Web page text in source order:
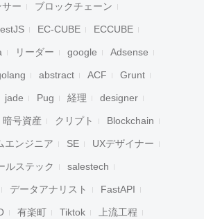
ー ブロックチェーン
EC-CUBE ECCUBE
リーダー google Adsense
abstract ACF Grunt
jade Pug 経理 designer
暗号資産 クリプト Blockchain
エンジニア SE UXデザイナー
ルステック salestech
データアナリスト FastAPI
有楽町 Tiktok 上流工程